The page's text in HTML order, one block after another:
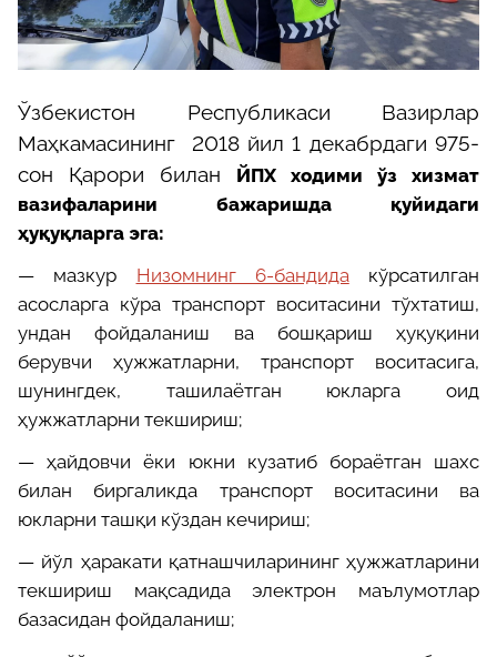
Ўзбекистон Республикаси Вазирлар
Маҳкамасининг 2018 йил 1 декабрдаги 975-
сон Қарори билан ЙПХ ходими ўз хизмат
вазифаларини бажаришда қуйидаги
ҳуқуқларга эга:
— мазкур Низомнинг 6-бандидакўрсатилган
асосларга кўра транспорт воситасини тўхтатиш,
ундан фойдаланиш ва бошқариш ҳуқуқини
берувчи ҳужжатларни, транспорт воситасига,
шунингдек, ташилаётган юкларга оид
ҳужжатларни текшириш;
—ҳайдовчи ёки юкни кузатиб бораётган шахс
билан биргаликда транспорт воситасини ва
юкларни ташқи кўздан кечириш;
— йўл ҳаракати қатнашчиларининг ҳужжатларини
текшириш мақсадида электрон маълумотлар
базасидан фойдаланиш;